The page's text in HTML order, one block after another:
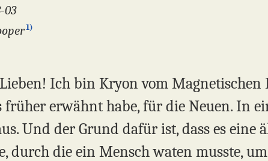
03
1)
Ich bin Kryon vom Magnetischen
früher erwähnt habe, für die Neuen. In
Und der Grund dafür ist, dass es eine
durch die ein Mensch waten musste,